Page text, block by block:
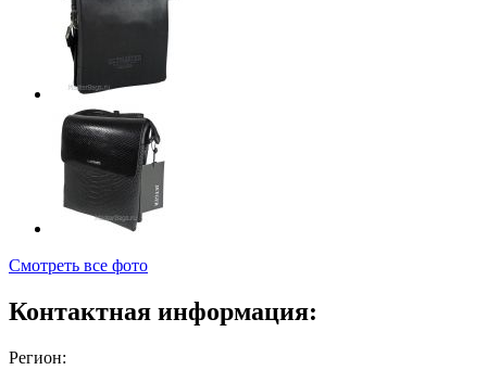
Смотреть все фото
Контактная информация:
Регион: